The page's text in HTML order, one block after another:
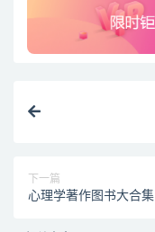
下一篇
心理学著作图书大合集